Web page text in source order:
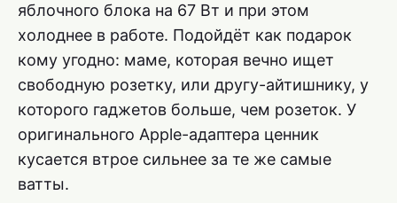
яблочного блока на 67 Вт и при этом
холоднее в работе. Подойдёт как подарок
кому угодно: маме, которая вечно ищет
свободную розетку, или другу-айтишнику, у
которого гаджетов больше, чем розеток. У
оригинального Apple-адаптера ценник
кусается втрое сильнее за те же самые
ватты.